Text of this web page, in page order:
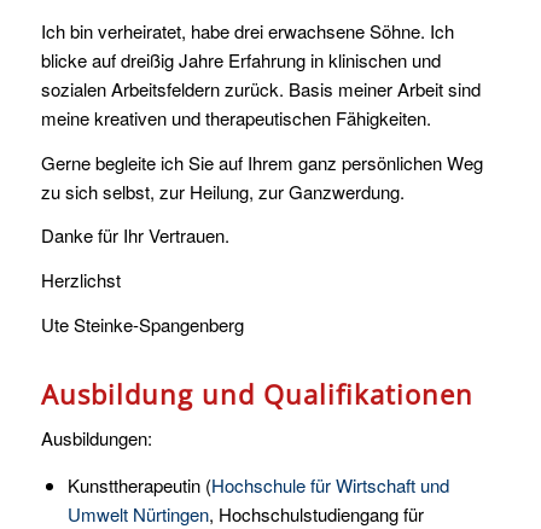
Ich bin verheiratet, habe drei erwachsene Söhne. Ich
blicke auf dreißig Jahre Erfahrung in klinischen und
sozialen Arbeitsfeldern zurück. Basis meiner Arbeit sind
meine kreativen und therapeutischen Fähigkeiten.
Gerne begleite ich Sie auf Ihrem ganz persönlichen Weg
zu sich selbst, zur Heilung, zur Ganzwerdung.
Danke für Ihr Vertrauen.
Herzlichst
Ute Steinke-Spangenberg
Ausbildung und Qualifikationen
Ausbildungen:
Kunsttherapeutin (Hochschule für Wirtschaft und
Umwelt Nürtingen, Hochschulstudiengang für